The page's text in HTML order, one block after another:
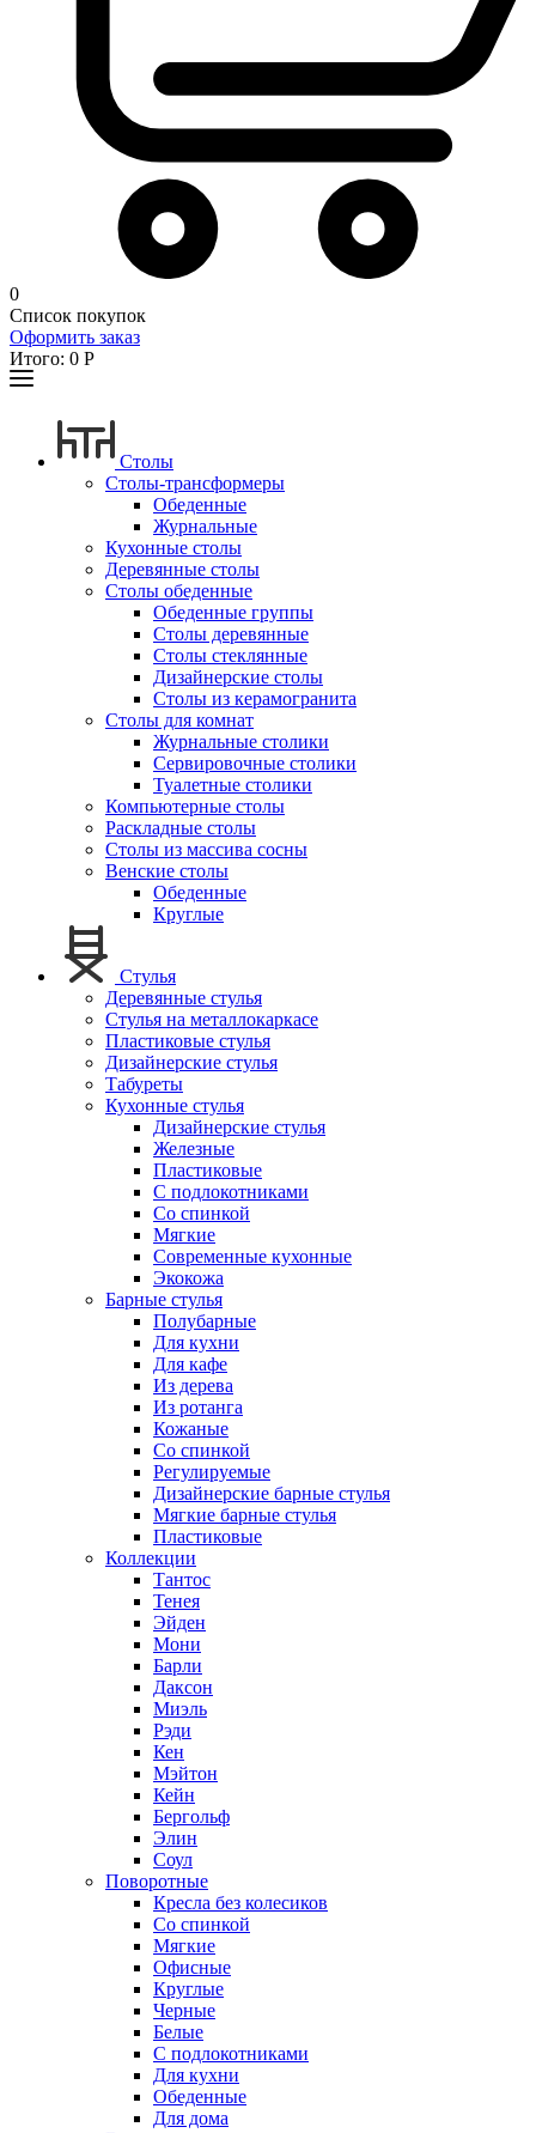
0
Список покупок
Оформить заказ
Итого: 0 Р
Столы
Столы-трансформеры
Обеденные
Журнальные
Кухонные столы
Деревянные столы
Столы обеденные
Обеденные группы
Столы деревянные
Столы стеклянные
Дизайнерские столы
Столы из керамогранита
Столы для комнат
Журнальные столики
Сервировочные столики
Туалетные столики
Компьютерные столы
Раскладные столы
Столы из массива сосны
Венские столы
Обеденные
Круглые
Стулья
Деревянные стулья
Стулья на металлокаркасе
Пластиковые стулья
Дизайнерские стулья
Табуреты
Кухонные стулья
Дизайнерские стулья
Железные
Пластиковые
С подлокотниками
Со спинкой
Мягкие
Современные кухонные
Экокожа
Барные стулья
Полубарные
Для кухни
Для кафе
Из дерева
Из ротанга
Кожаные
Со спинкой
Регулируемые
Дизайнерские барные стулья
Мягкие барные стулья
Пластиковые
Коллекции
Тантос
Тенея
Эйден
Мони
Барли
Даксон
Миэль
Рэди
Кен
Мэйтон
Кейн
Бергольф
Элин
Соул
Поворотные
Кресла без колесиков
Со спинкой
Мягкие
Офисные
Круглые
Черные
Белые
С подлокотниками
Для кухни
Обеденные
Для дома